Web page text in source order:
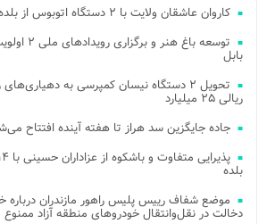
کاروان عاشقان ولایت با ۲ دستگاه اتوبوس از بلده راهی تهران شد
توسعه باغ
بابل
تحویل ۲ دستگاه نیسان کمپرسی به
ریالی ۲۵ میلیارد
جاده جایگزین سد هراز تا هفته آینده افتتاح
بلده
موضع شفاف رییس پلیس راهور مازندران درباره
دخالت در نقل‌وانتقال خودروهای منطقه آزاد ممنوع